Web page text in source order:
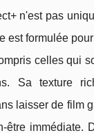
n'est pas
est formulée
celles qui
Sa texture
laisser de film
être immédiate.